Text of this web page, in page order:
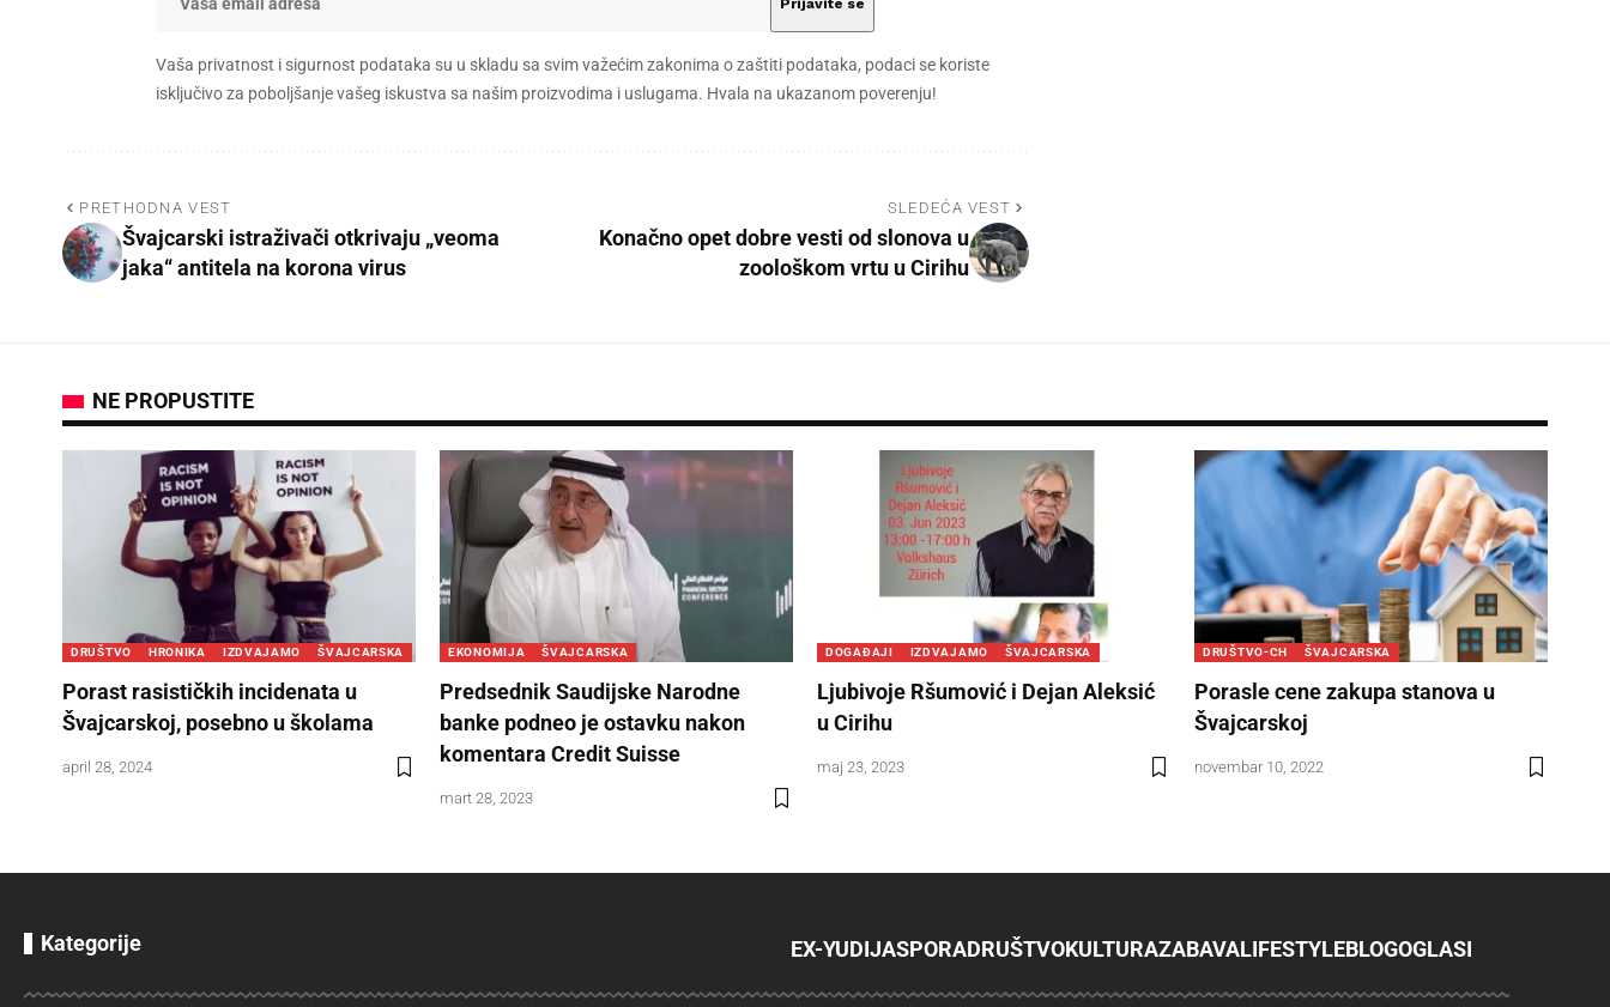
Vaša privatnost i sigurnost podataka su u skladu sa svim važećim zakonima o zaštiti podataka, podaci se koriste
isključivo za poboljšanje vašeg iskustva sa našim proizvodima i uslugama. Hvala na ukazanom poverenju!
PRETHODNA VEST
Švajcarski istraživači otkrivaju „veoma
jaka“ antitela na korona virus
SLEDEĆA VEST
Konačno opet dobre vesti od slonova u
zoološkom vrtu u Cirihu
NE PROPUSTITE
DRUŠTVO HRONIKA IZDVAJAMO ŠVAJCARSKA
Porast rasističkih incidenata u
Švajcarskoj, posebno u školama
april 28, 2024
EKONOMIJA ŠVAJCARSKA
Predsednik Saudijske Narodne
banke podneo je ostavku nakon
komentara Credit Suisse
mart 28, 2023
DOGAĐAJI IZDVAJAMO ŠVAJCARSKA
Ljubivoje Ršumović i Dejan Aleksić
u Cirihu
maj 23, 2023
DRUŠTVO-CH ŠVAJCARSKA
Porasle cene zakupa stanova u
Švajcarskoj
novembar 10, 2022
Kategorije EX-YUDIJASPORADRUŠTVOKULTURAZABAVALIFESTYLEBLOGOGLASI